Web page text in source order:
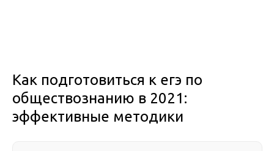
Как подготовиться к егэ по
обществознанию в 2021:
эффективные методики